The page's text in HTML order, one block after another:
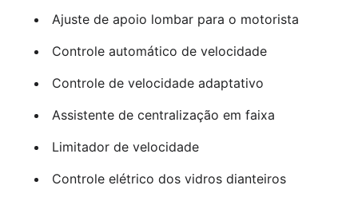
Ajuste de apoio lombar para o motorista
Controle automático de velocidade
Controle de velocidade adaptativo
Assistente de centralização em faixa
Limitador de velocidade
Controle elétrico dos vidros dianteiros